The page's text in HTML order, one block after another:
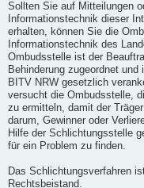
Sollten Sie auf Mitteilungen
Informationstechnik dieser
erhalten, können Sie die
Informationstechnik des
Ombudsstelle ist der
Behinderung zugeordnet
BITV NRW gesetzlich
versucht die Ombudsstelle,
zu ermitteln, damit der
darum, Gewinner oder
Hilfe der Schlichtungsstelle
für ein Problem zu finden.
Das Schlichtungsverfahren
Rechtsbeistand.